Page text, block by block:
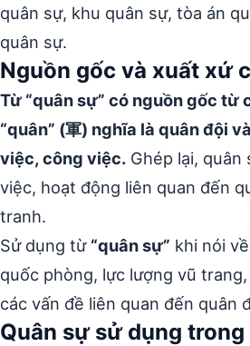
quân sự, khu quân sự, tòa án
quân sự.
Nguồn gốc và xuất xứ
Từ “quân sự” có nguồn gốc từ
“quân” (軍) nghĩa là quân đội
việc, công việc. Ghép lại, quân
việc, hoạt động liên quan đến
tranh.
Sử dụng từ “quân sự” khi nói
quốc phòng, lực lượng vũ
các vấn đề liên quan đến quân
Quân sự sử dụng